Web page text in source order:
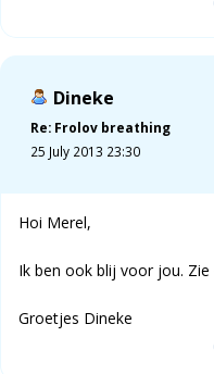
Dineke
Re: Frolov breathing
25 July 2013 23:30
Hoi Merel,
Ik ben ook blij voor jou.
Groetjes Dineke